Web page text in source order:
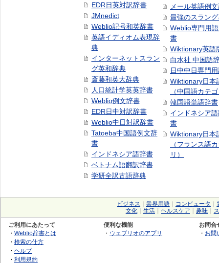
EDR日英対訳辞書
JMnedict
Weblio記号和英辞書
英語イディオム表現辞
典
インターネットスラン
グ英和辞典
斎藤和英大辞典
人口統計学英英辞書
Weblio例文辞書
EDR日中対訳辞書
Weblio中日対訳辞書
Tatoeba中国語例文辞
書
インドネシア語辞書
ベトナム語翻訳辞書
学研全訳古語辞典
メール英語例
最強のスラン
Weblio専門用
書
Wiktionary英語
白水社 中国語
日中中日専門
Wiktionary日本
（中国語カテ
韓国語単語辞書
インドネシア
書
Wiktionary日本
（フランス語
リ）
ビジネス 業界用語 コンピュータ
文化
生活 ヘルスケア 趣味
ご利用にあたって
・ Weblio辞書とは
・ 検索の仕方
・ ヘルプ
・ 利用規約
便利な機能
・ ウェブリオのアプリ
お問合
・ お問